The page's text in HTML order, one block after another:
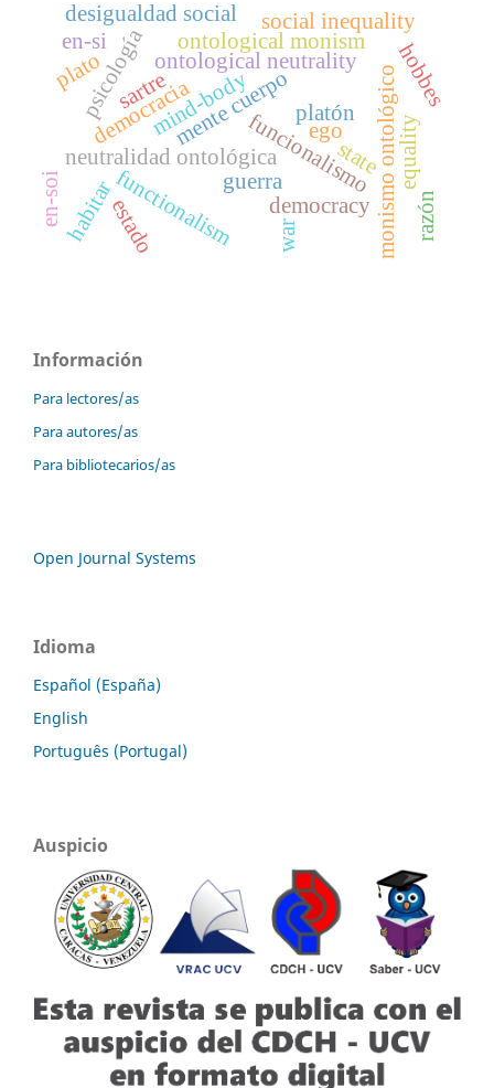
funcionalismo
neutralidad ontológica
mente cuerpo monismo ontológico
functionalism
ontological neutrality
mind-body
ontological monism
democracia
desigualdad social
democracy
social inequality
platón
psicología
plato
habitar
hobbes
guerra
estado
equality
war
state
sartre
en-si
ego
en-soi razón
Información
Para lectores/as
Para autores/as
Para bibliotecarios/as
Open Journal Systems
Idioma
Español (España)
English
Português (Portugal)
Auspicio